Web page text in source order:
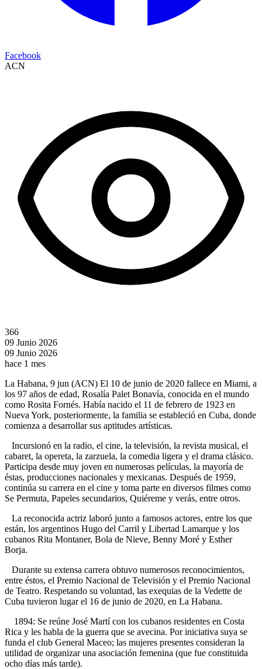
Facebook
ACN
366
09 Junio 2026
09 Junio 2026
hace 1 mes
La Habana, 9 jun (ACN) El 10 de junio de 2020 fallece en Miami, a
los 97 años de edad, Rosalía Palet Bonavía, conocida en el mundo
como Rosita Fornés. Había nacido el 11 de febrero de 1923 en
Nueva York, posteriormente, la familia se estableció en Cuba, donde
comienza a desarrollar sus aptitudes artísticas.
Incursionó en la radio, el cine, la televisión, la revista musical, el
cabaret, la opereta, la zarzuela, la comedia ligera y el drama clásico.
Participa desde muy joven en numerosas películas, la mayoría de
éstas, producciones nacionales y mexicanas. Después de 1959,
continúa su carrera en el cine y toma parte en diversos filmes como
Se Permuta, Papeles secundarios, Quiéreme y verás, entre otros.
La reconocida actriz laboró junto a famosos actores, entre los que
están, los argentinos Hugo del Carril y Libertad Lamarque y los
cubanos Rita Montaner, Bola de Nieve, Benny Moré y Esther
Borja.
Durante su extensa carrera obtuvo numerosos reconocimientos,
entre éstos, el Premio Nacional de Televisión y el Premio Nacional
de Teatro. Respetando su voluntad, las exequias de la Vedette de
Cuba tuvieron lugar el 16 de junio de 2020, en La Habana.
1894: Se reúne José Martí con los cubanos residentes en Costa
Rica y les habla de la guerra que se avecina. Por iniciativa suya se
funda el club General Maceo; las mujeres presentes consideran la
utilidad de organizar una asociación femenina (que fue constituida
ocho días más tarde).